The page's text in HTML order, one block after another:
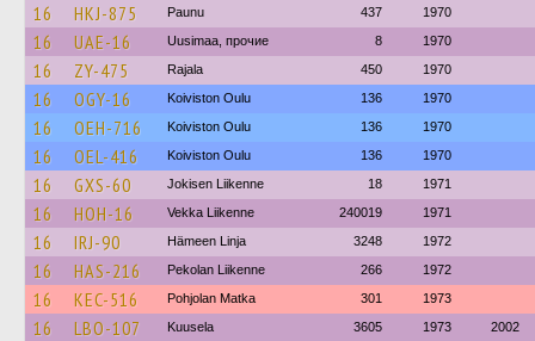
16 HKJ-875 Paunu 437 1970
16 UAE-16 Uusimaa, прочие 8 1970
16 ZY-475 Rajala 450 1970
16 OGY-16 Koiviston Oulu 136 1970
16 OEH-716 Koiviston Oulu 136 1970
16 OEL-416 Koiviston Oulu 136 1970
16 GXS-60 Jokisen Liikenne 18 1971
16 HOH-16 Vekka Liikenne 240019 1971
16 IRJ-90 Hämeen Linja 3248 1972
16 HAS-216 Pekolan Liikenne 266 1972
16 KEC-516 Pohjolan Matka 301 1973
16 LBO-107 Kuusela 3605 1973 2002